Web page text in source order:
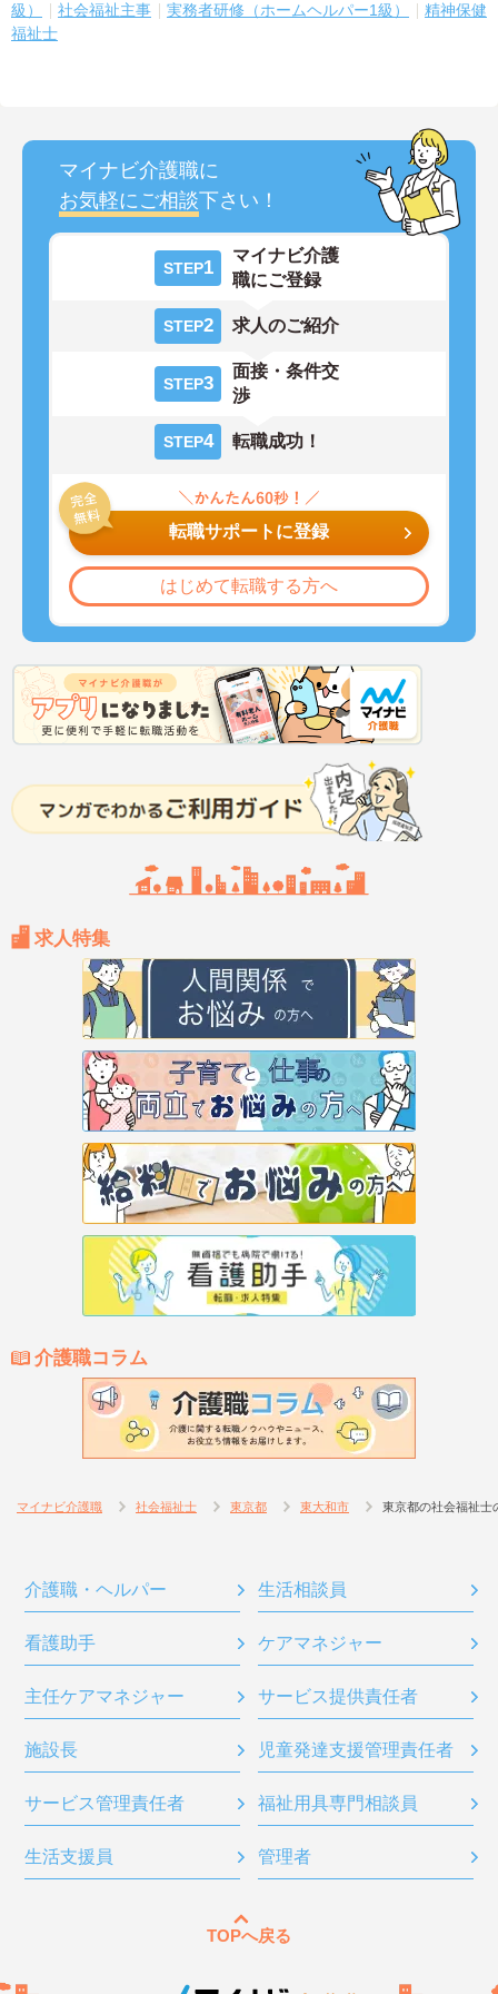
級）
社会福祉主事 実務者研修（ホームヘルパー1級）
精神保健
福祉士
マイナビ介護職に
お気軽にご相談下さい！
STEP1
マイナビ介護
職にご登録
STEP2 求人のご紹介
STEP3
面接・条件交
渉
STEP4 転職成功！
転職サポートに登録
はじめて転職する方へ
求人特集
介護職コラム
マイナビ介護職 社会福祉士 東京都 東大和市 東京都の社会福祉士
介護職・ヘルパー 生活相談員
看護助手 ケアマネジャー
主任ケアマネジャー サービス提供責任者
施設長 児童発達支援管理責任者
サービス管理責任者 福祉用具専門相談員
生活支援員 管理者
TOPへ戻る